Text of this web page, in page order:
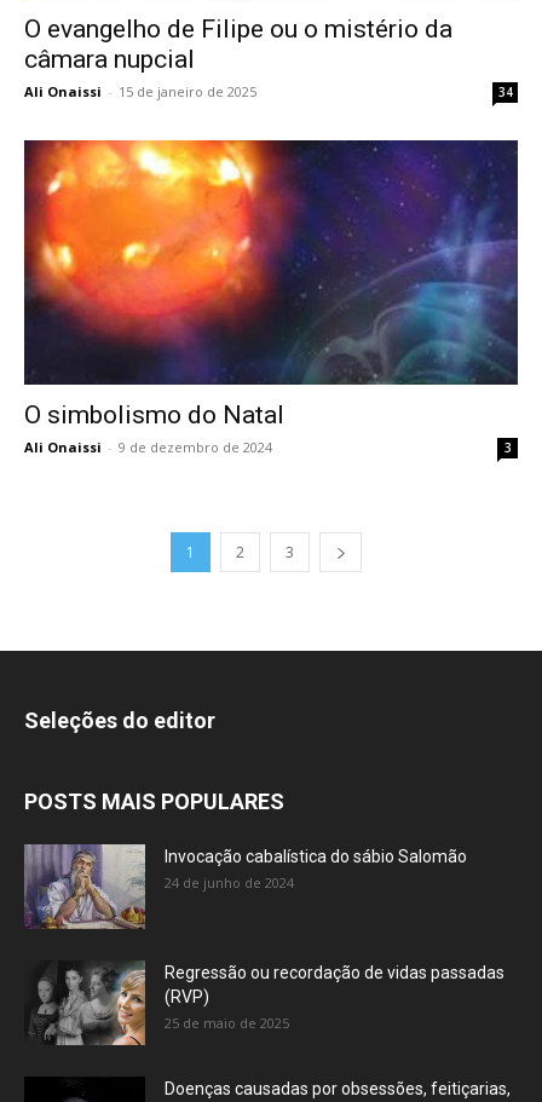
O evangelho de Filipe ou o mistério da
câmara nupcial
Ali Onaissi - 15 de janeiro de 2025 34
O simbolismo do Natal
Ali Onaissi - 9 de dezembro de 2024 3
1 2 3
Seleções do editor
POSTS MAIS POPULARES
Invocação cabalística do sábio Salomão
24 de junho de 2024
Regressão ou recordação de vidas passadas
(RVP)
25 de maio de 2025
Doenças causadas por obsessões, feitiçarias,